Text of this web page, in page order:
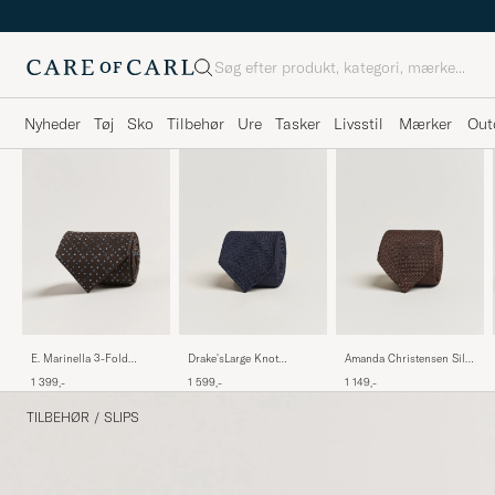
Søg
Nyheder Tøj Sko Tilbehør Ure Tasker Livsstil Mærker
E. Marinella 3-Fold
1 399,-
Drake'sLarge Knot
Silk TieNavy
1 599,-
Amanda Christensen Silk
Brown
1 149,-
TILBEHØR / SLIPS